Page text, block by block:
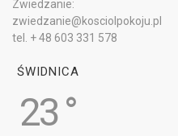
Zwiedzanie:
zwiedzanie@kosciolpokoju.pl
tel. + 48 603 331 578
ŚWIDNICA
23 °